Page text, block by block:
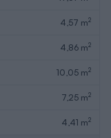
4,57 m2
4,86 m2
10,05 m2
7,25 m2
4,41 m2